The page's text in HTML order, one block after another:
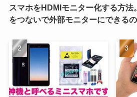
スマホをHDMIモニター化する方
をつないで外部モニターにできる